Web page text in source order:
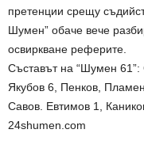
претенции срещу
Шумен” обаче вече
освиркване реферите.
Съставът на “Шумен
Якубов 6, Пенков,
Савов. Евтимов 1,
24shumen.com